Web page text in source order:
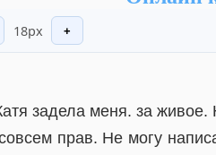
18px +
задела меня. за живое.
прав. Не могу